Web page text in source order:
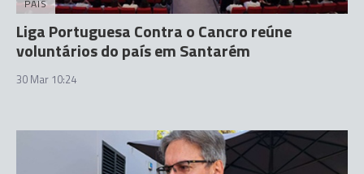
PAÍS
Liga Portuguesa Contra o Cancro reúne
voluntários do país em Santarém
30 Mar 10:24